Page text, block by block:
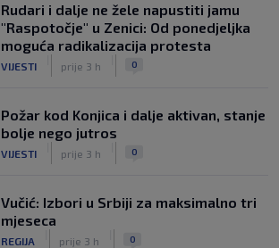
Rudari i dalje ne žele napustiti jamu
"Raspotočje" u Zenici: Od ponedjeljka
moguća radikalizacija protesta
VIJESTI prije 3 h 0
Požar kod Konjica i dalje aktivan, stanje
bolje nego jutros
VIJESTI prije 3 h 0
Vučić: Izbori u Srbiji za maksimalno tri
mjeseca
REGIJA prije 3 h 0